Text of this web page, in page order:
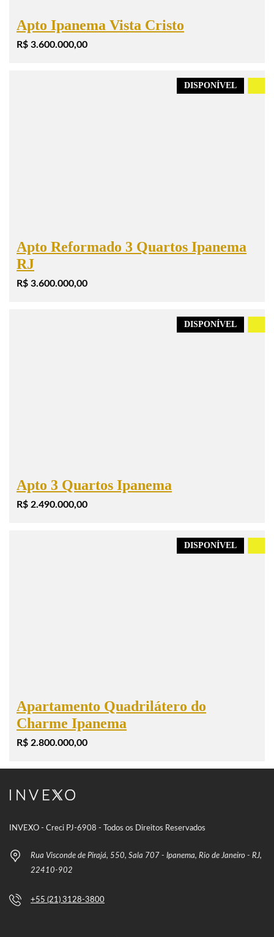
Apto Ipanema Vista Cristo
R$ 3.600.000,00
DISPONÍVEL
Apto Reformado 3 Quartos Ipanema
RJ
R$ 3.600.000,00
DISPONÍVEL
Apto 3 Quartos Ipanema
R$ 2.490.000,00
DISPONÍVEL
Apartamento Quadrilátero do
Charme Ipanema
R$ 2.800.000,00
INVEXO - Creci PJ-6908 - Todos os Direitos Reservados
Rua Visconde de Pirajá, 550, Sala 707 - Ipanema, Rio de Janeiro - RJ,
22410-902
+55 (21) 3128-3800